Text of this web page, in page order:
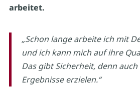
arbeitet.
„Schon lange arbeite ich mit
und ich kann mich auf ihre
Das gibt Sicherheit, denn
Ergebnisse erzielen.“